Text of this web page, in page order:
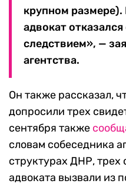
крупном
адвокат
следствием», —
агентства.
Он также рассказал,
допросили трех
сентября также
словам собеседника
структурах ДНР, трех
адвоката вызвали из